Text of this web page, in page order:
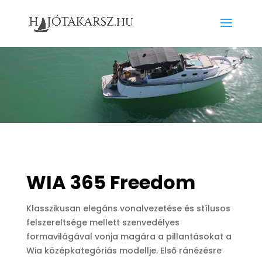
WIA 365 Freedom
Klasszikusan elegáns vonalvezetése és stílusos
felszereltsége mellett szenvedélyes
formavilágával vonja magára a pillantásokat a
Wia középkategóriás modellje. Első ránézésre